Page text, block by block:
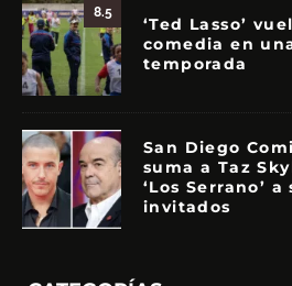
8.5
‘Ted Lasso’
comedia en
temporada
San Diego
suma a Taz
‘Los Serrano’
invitados